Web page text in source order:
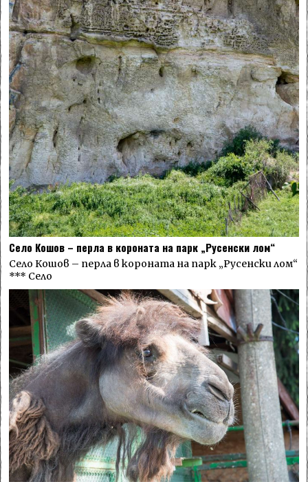
Село Кошов – перла в короната на парк „Русенски лом“
Село Кошов – перла в короната на парк „Русенски лом“
*** Село